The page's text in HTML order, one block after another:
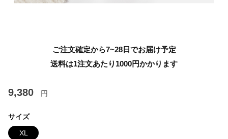
ご注文確定から7~28日でお届け予定
送料は1注文あたり 1000円かかります
9,380 円
サイズ
XL